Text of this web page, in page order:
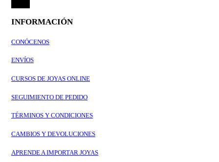
INFORMACIÓN
CONÓCENOS
ENVÍOS
CURSOS DE JOYAS ONLINE
SEGUIMIENTO DE PEDIDO
TÉRMINOS Y CONDICIONES
CAMBIOS Y DEVOLUCIONES
APRENDE A IMPORTAR JOYAS